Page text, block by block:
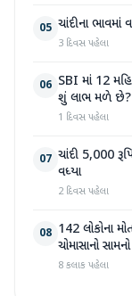
05 ચાંદીના
3 દિવસ પહેલા
06 SBI માં 12
શું લાભ મળે છે?
1 દિવસ પહેલા
07 ચાંદી 5,000
વધ્યા
2 દિવસ પહેલા
08 142 લોકોના
ચોમાસાનો સામનો
8 કલાક પહેલા